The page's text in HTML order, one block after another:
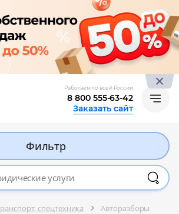
Работаем по всей России
8 800 555-63-42
Заказать сайт
Фильтр
спецтехника Авторазборы